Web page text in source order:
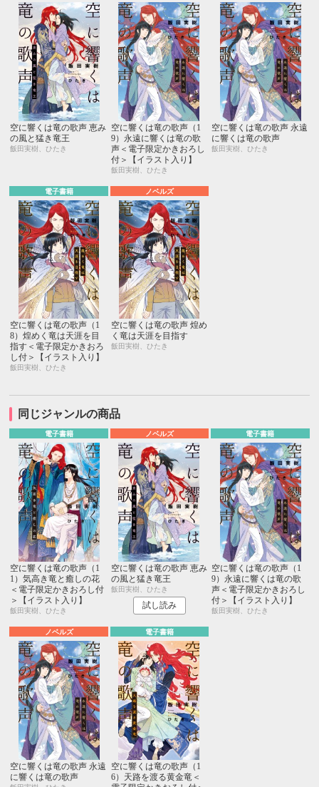
空に響くは竜の歌声 恵み
の風と猛き竜王
飯田実樹、ひたき
空に響くは竜の歌声（1
9）永遠に響くは竜の歌
声＜電子限定かきおろし
付＞【イラスト入り】
飯田実樹、ひたき
空に響くは竜の歌声 永遠
に響くは竜の歌声
飯田実樹、ひたき
電子書籍
空に響くは竜の歌声（1
8）煌めく竜は天涯を目
指す＜電子限定かきおろ
し付＞【イラスト入り】
飯田実樹、ひたき
ノベルズ
空に響くは竜の歌声 煌め
く竜は天涯を目指す
飯田実樹、ひたき
同じジャンルの商品
電子書籍
空に響くは竜の歌声（1
1）気高き竜と癒しの花
＜電子限定かきおろし付
＞【イラスト入り】
飯田実樹、ひたき
ノベルズ
空に響くは竜の歌声 恵み
の風と猛き竜王
飯田実樹、ひたき
試し読み
電子書籍
空に響くは竜の歌声（1
9）永遠に響くは竜の歌
声＜電子限定かきおろし
付＞【イラスト入り】
飯田実樹、ひたき
ノベルズ
空に響くは竜の歌声 永遠
に響くは竜の歌声
電子書籍
空に響くは竜の歌声（1
6）天路を渡る黄金竜＜